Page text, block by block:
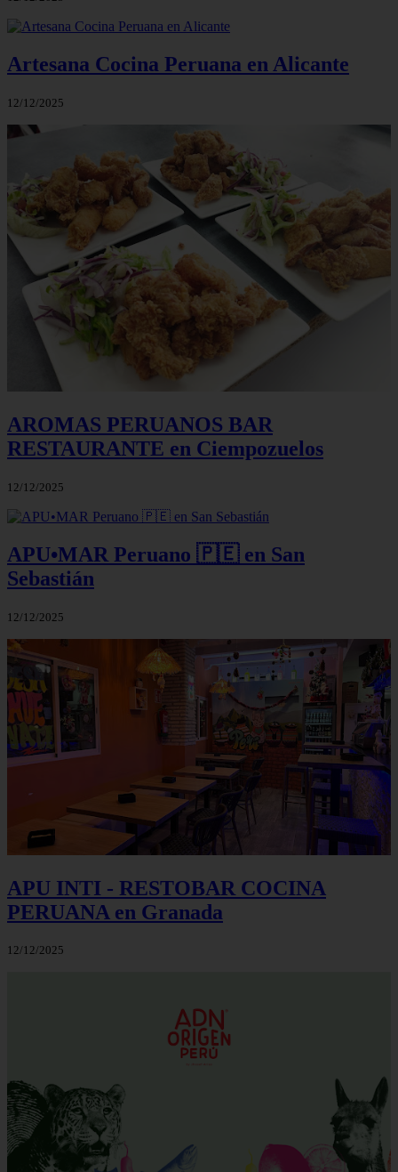
Artesana Cocina Peruana en Alicante
12/12/2025
AROMAS PERUANOS BAR
RESTAURANTE en Ciempozuelos
12/12/2025
APU•MAR Peruano 🇵🇪 en San
Sebastián
12/12/2025
APU INTI - RESTOBAR COCINA
PERUANA en Granada
12/12/2025